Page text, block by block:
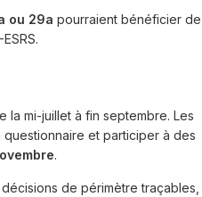
ou 29a pourraient bénéficier de
la mi-juillet à fin septembre. Les
et participer à des
.
de périmètre traçables,